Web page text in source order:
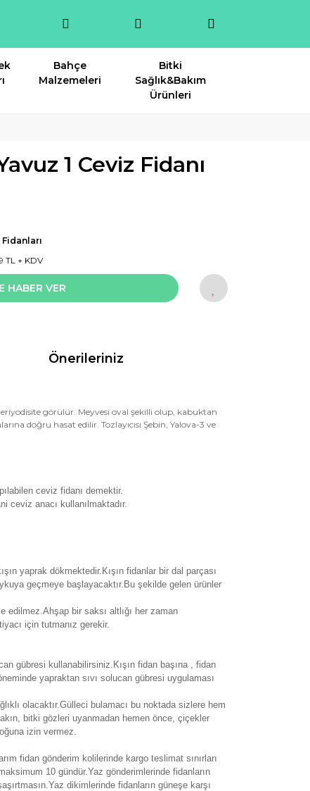
Bahçe
Malzemeleri
Bitki
Sağlık&Bakım
Ürünleri
1 Ceviz Fidanı
Fidanları
TL + KDV
HABER VER
Önerileriniz
görülür. Meyvesi oval şekilli olup, kabuktan
doğru hasat edilir. Tozlayıcısı Şebin, Yalova-3 ve
ceviz fidanı demektir.
ceviz anacı kullanılmaktadır.
yaprak dökmektedir.Kışın fidanlar bir dal parçası
geçmeye başlayacaktır.Bu şekilde gelen ürünler
bir saksı altlığı her zaman
için tutmanız gerekir.
gübresi kullanabilirsiniz.Kışın fidan başına , fidan
yapraktan sıvı solucan gübresi uygulaması
olacaktır.Gülleci bulamacı bu noktada sizlere hem
bitki gözleri uyanmadan hemen önce, çiçekler
izin vermez.
fidan gönderim kolilerinde kargo teslimat sınırları
10 gündür.Yaz gönderimlerinde fidanların
dikimlerinde fidanların güneşe karşı